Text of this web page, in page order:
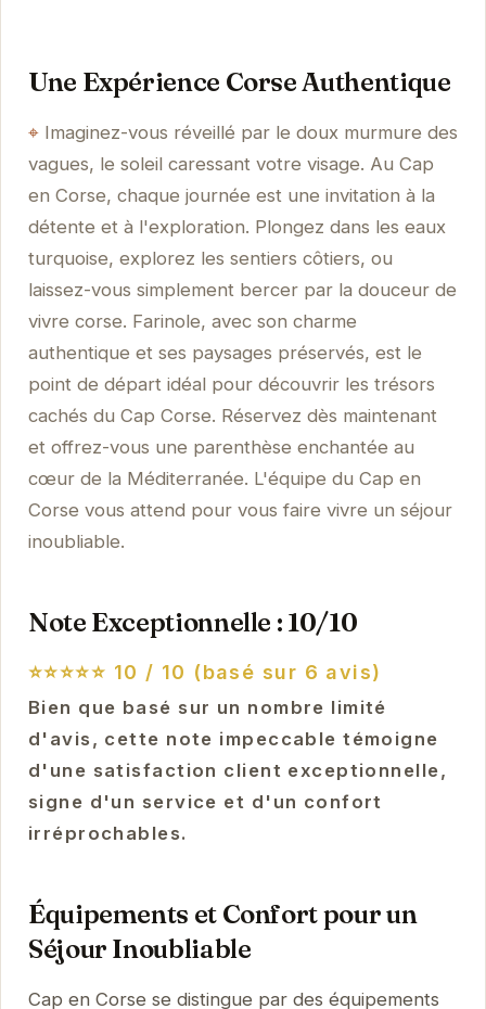
Une Expérience Corse Authentique
Imaginez-vous réveillé par le doux murmure des
vagues, le soleil caressant votre visage. Au Cap
en Corse, chaque journée est une invitation à la
détente et à l'exploration. Plongez dans les eaux
turquoise, explorez les sentiers côtiers, ou
laissez-vous simplement bercer par la douceur de
vivre corse. Farinole, avec son charme
authentique et ses paysages préservés, est le
point de départ idéal pour découvrir les trésors
cachés du Cap Corse. Réservez dès maintenant
et offrez-vous une parenthèse enchantée au
cœur de la Méditerranée. L'équipe du Cap en
Corse vous attend pour vous faire vivre un séjour
inoubliable.
Note Exceptionnelle : 10/10
⭐⭐⭐⭐⭐ 10 / 10 (basé sur 6 avis)
Bien que basé sur un nombre limité
d'avis, cette note impeccable témoigne
d'une satisfaction client exceptionnelle,
signe d'un service et d'un confort
irréprochables.
Équipements et Confort pour un
Séjour Inoubliable
Cap en Corse se distingue par des équipements